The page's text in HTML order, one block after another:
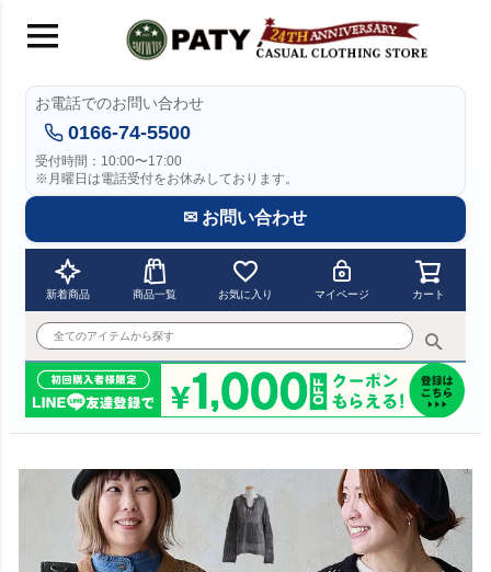
お電話でのお問い合わせ
0166-74-5500
受付時間：10:00〜17:00
※月曜日は電話受付をお休みしております。
✉ お問い合わせ
新着商品 商品一覧 お気に入り マイページ カート